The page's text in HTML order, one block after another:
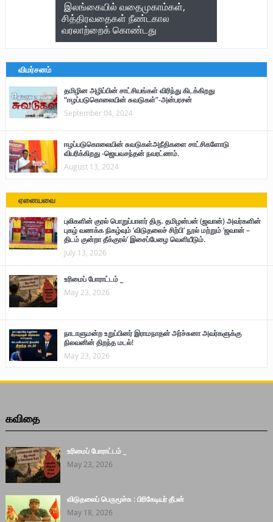
இலங்கையில் வதைமுகாம்கள்,
சித்திரவதைகள் நீண்டகால
வரலாற்றைக் கொண்டது
விமர்சனம்
தமிழின அழிப்பின் சாட்சியங்கள் விரிந்து கிடக்கிறது
“ஈழப்படுகொலையின் சுவடுகள்”-அன்பரசன்
September 04, 2024
ஈழப்படுகொலையின் சுவடுகள்அநீதிகளை சாட்சிகளோடு
விபரிக்கிறது -ஜெயவசந்தன் நவரட்ணம்.
August 13, 2024
ஏனையவை
புலிகளின் குரல் பொறுப்பாளர் திரு. தமிழன்பன் (ஜவான்) அவர்களின்
புகழ் வணக்க நிகழ்வும் ‘விடுதலைச் சிற்பி’ நூல் மற்றும் ‘ஜவான் –
திடம் குன்றா தீக்குரல்’ இசைப்பேழை வெளியீடும்.
July 13, 2026
உரிமைப் போராட்டம் _
May 23, 2026
நாடாளுமன்ற உறுப்பினர் இராமநாதன் அர்ச்சுனா அவர்களுக்கு
நிலவனின் திறந்த மடல்!
May 23, 2026
கவிதை
உரிமைப் போராட்டம் _
May 23, 2026
விடுதலைப் பெருமூச்சு : பிரிகேடியர் தீபன்
May 18, 2026